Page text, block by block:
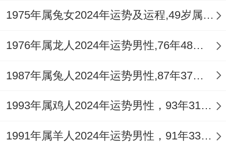
同老公约定,每年介绍个新技能 去年学潜水
力四射骗了,四月份同十一月份要更注意亚健
耳鸣，后来靠每天午休二十分钟的冥想恢复
1975年属兔女2024年运势及运程,49岁属兔人2024全年每月运势女性如何
1976年属龙人2024年运势男性,76年48岁属龙男2024年每月运程怎么样
1987年属兔人2024年运势男性,87年37岁属兔男2024年每月运程怎么样
1993年属鸡人2024年运势男性，93年31岁属鸡男2024年每月运程怎么样
1991年属羊人2024年运势男性，91年33岁属羊男2024年每月运程怎么样